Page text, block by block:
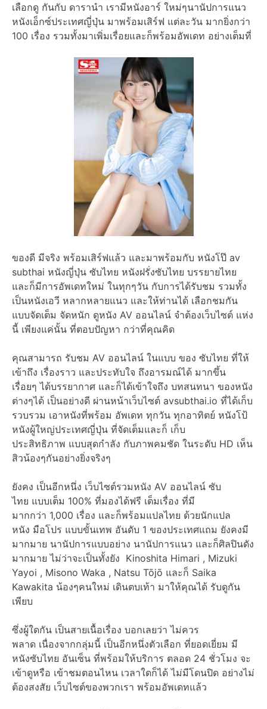
เลือกดู กันกับ ดารานำ เรามีหนังอาร์ ใหม่ๆนานัปการแนว
หนังเอ็กซ์ประเทศญี่ปุ่น มาพร้อมเสิร์ฟ แต่ละวัน มากยิ่งกว่า
100 เรื่อง รวมทั้งมาเพิ่มเรื่อยและก็พร้อมอัพเดท อย่างเต็มที่
ของดี มีจริง พร้อมเสิร์ฟแล้ว และมาพร้อมกับ หนังโป๊ av
subthai หนังญี่ปุ่น ซับไทย หนังฝรั่งซับไทย บรรยายไทย
และก็มีการอัพเดทใหม่ ในทุกๆวัน กับการได้รับชม รวมทั้ง
เป็นหนังเอวี หลากหลายแนว และให้ท่านได้ เลือกชมกัน
แบบจัดเต็ม จัดหนัก ดูหนัง AV ออนไลน์ จำต้องเว็บไซต์ แห่ง
นี้ เพียงแค่นั้น ที่ตอบปัญหา กว่าที่คุณคิด
คุณสามารถ รับชม AV ออนไลน์ ในแบบ ของ ซับไทย ที่ให้
เข้าถึง เรื่องราว และประทับใจ ถึงอารมณ์ได้ มากขึ้น
เรื่อยๆ ได้บรรยากาศ และก็ได้เข้าใจถึง บทสนทนา ของหนัง
ต่างๆได้ เป็นอย่างดี ผ่านหน้าเว็บไซต์ avsubthai.io ที่ได้เก็บ
รวบรวม เอาหนังที่พร้อม อัพเดท ทุกวัน ทุกอาทิตย์ หนังโป้
หนังผู้ใหญ่ประเทศญี่ปุ่น ที่จัดเต็มและก็ เก็บ
ประสิทธิภาพ แบบสุดกำลัง กับภาพคมชัด ในระดับ HD เห็น
สิวน้องๆกันอย่างยิ่งจริงๆ
ยังคง เป็นอีกหนึ่ง เว็บไซต์รวมหนัง AV ออนไลน์ ซับ
ไทย แบบเต็ม 100% ที่มองได้ฟรี เต็มเรื่อง ที่มี
มากกว่า 1,000 เรื่อง และก็พร้อมแปลไทย ด้วยนักแปล
หนัง มือโปร แบบขั้นเทพ อันดับ 1 ของประเทศแถม ยังคงมี
มากมาย นานัปการแบบอย่าง นานัปการแนว และก็ศิลปินดัง
มากมาย ไม่ว่าจะเป็นทั้งยัง Kinoshita Himari , Mizuki
Yayoi , Misono Waka , Natsu Tōjō และก็ Saika
Kawakita น้องๆคนใหม่ เดินตบเท้า มาให้คุณได้ รับดูกัน
เพียบ
ซึ่งผู้ใดกัน เป็นสายเนื้อเรื่อง บอกเลยว่า ไม่ควร
พลาด เนื่องจากกลุ่มนี้ เป็นอีกหนึ่งตัวเลือก ที่ยอดเยี่ยม มี
หนังซับไทย อันเซ็น ที่พร้อมให้บริการ ตลอด 24 ชั่วโมง จะ
เข้าดูหรือ เข้าชมตอนไหน เวลาใดก็ได้ ไม่มีโดนปิด อย่างไม่
ต้องสงสัย เว็บไซต์ของพวกเรา พร้อมอัพเดทแล้ว